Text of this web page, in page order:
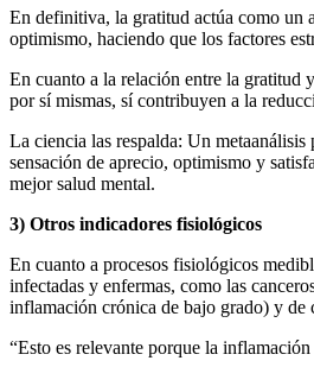
En definitiva, la gratitud actúa como un
optimismo, haciendo que los factores
En cuanto a la relación entre la gratitud
por sí mismas, sí contribuyen a la
La ciencia las respalda: Un
sensación de aprecio, optimismo y
mejor salud mental.
3) Otros indicadores fisiológicos
En cuanto a procesos fisiológicos
infectadas y enfermas, como las
inflamación crónica de bajo grado) y de
“Esto es relevante porque la